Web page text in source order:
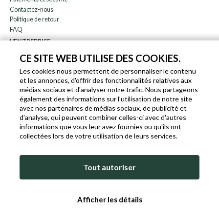
CE SITE WEB UTILISE DES COOKIES.
Les cookies nous permettent de personnaliser le contenu
et les annonces, d'offrir des fonctionnalités relatives aux
médias sociaux et d'analyser notre trafic. Nous partageons
également des informations sur l'utilisation de notre site
avec nos partenaires de médias sociaux, de publicité et
d'analyse, qui peuvent combiner celles-ci avec d'autres
informations que vous leur avez fournies ou qu'ils ont
collectées lors de votre utilisation de leurs services.
Tout autoriser
Afficher les détails
Contactez-nous
Politique de retour
FAQ
L'ENTREPRISE
À propos de nous
Blog
Affiliation
EN IT FR DE
COOKIE POLICY